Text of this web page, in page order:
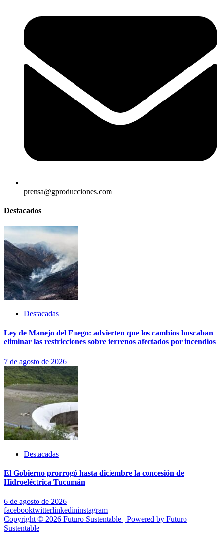
prensa@gproducciones.com
Destacados
Destacadas
Ley de Manejo del Fuego: advierten que los cambios buscaban
eliminar las restricciones sobre terrenos afectados por incendios
7 de agosto de 2026
Destacadas
El Gobierno prorrogó hasta diciembre la concesión de
Hidroeléctrica Tucumán
6 de agosto de 2026
facebooktwitterlinkedininstagram
Copyright © 2026 Futuro Sustentable | Powered by Futuro
Sustentable